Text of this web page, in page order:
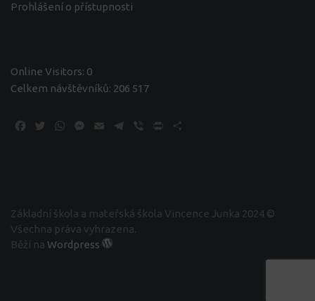
Prohlášení o přístupnosti
Online Visitors: 0
Celkem návštěvníků: 206 517
Facebook
TwitterWhatsApp
Messenger
Email Telegram
Viber Print
Základní škola a mateřská škola Vincence Junka 2024 ©
Všechna práva vyhrazena.
Běží na Wordpress